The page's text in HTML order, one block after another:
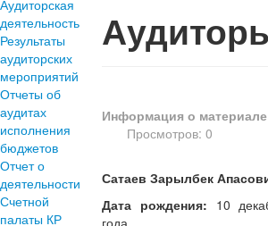
Аудиторская
деятельность
Результаты
аудиторских
мероприятий
Отчеты об
аудитах
исполнения
бюджетов
Отчет о
деятельности
Счетной
палаты КР
Информация о материале
Просмотров: 0
Сатаев Зарылбек
Дата рождения: 10
года